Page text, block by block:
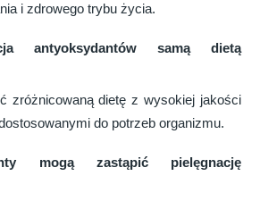
i zdrowego trybu życia.
antyoksydantów samą dietą
zróżnicowaną dietę z wysokiej jakości
do potrzeb organizmu.
mogą zastąpić pielęgnację